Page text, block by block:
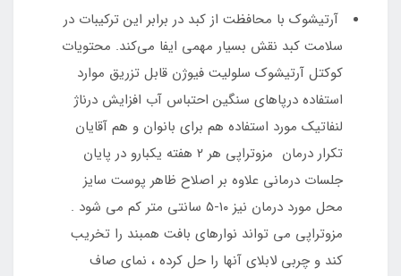
آرتیشوک با محافظت از کبد در برابر این ترکیبات در
سلامت کبد نقش بسیار مهمی ایفا می‌کند. محتویات
کوکتل آرتیشوک سلولیت فیوژن قابل تزریق موارد
استفاده درپاهای سنگین احتباس آب افزایش درناژ
لنفاتیک مورد استفاده هم برای بانوان و هم آقایان
تکرار درمان مزوتراپی هر ۲ هفته یکبارو در پایان
جلسات درمانی علاوه بر اصلاح ظاهر پوست سایز
محل مورد درمان نیز ۱۰-۵ سانتی متر کم می شود .
مزوتراپی می تواند نوارهای بافت همبند را تخریب
کند و چربی لابلای آنها را حل کرده ، نمای صاف